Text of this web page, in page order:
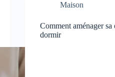
Maison
Comment aménager
dormir